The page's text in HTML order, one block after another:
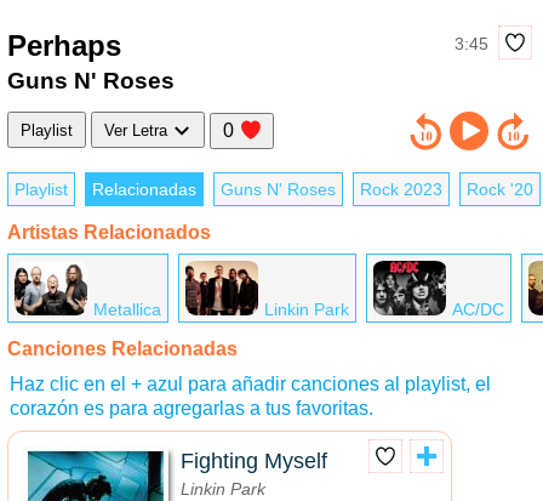
Perhaps 3:45
Guns N' Roses
Playlist Ver Letra 0
Playlist Relacionadas Guns N' Roses Rock 2023 Rock '20
Artistas Relacionados
Metallica Linkin Park AC/DC
Canciones Relacionadas
Haz clic en el + azul para añadir canciones al playlist, el
corazón es para agregarlas a tus favoritas.
Fighting Myself
Linkin Park